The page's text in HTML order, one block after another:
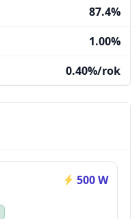
87.4%
1.00%
0.40%/rok
500 W